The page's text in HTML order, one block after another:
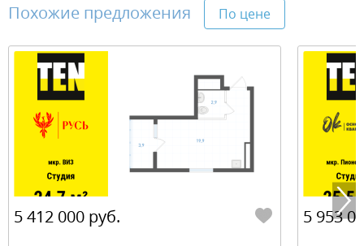
Похожие предложения По цене
5 412 000 руб. 5 953